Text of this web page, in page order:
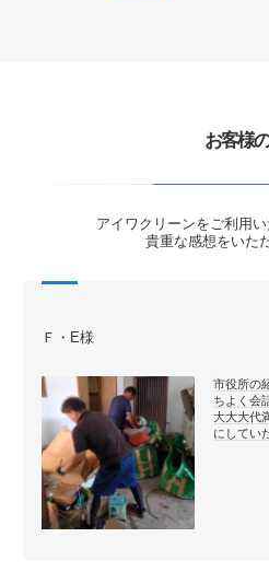
お客様
アイワクリーンをご利用
貴重な感想をいた
Ｆ・E様
市役所の
ちよく会
大大大代
にしてい